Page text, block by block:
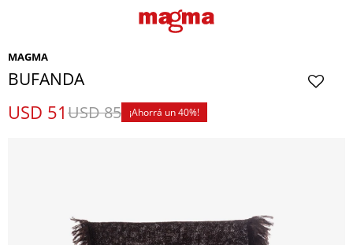
MAGMA
BUFANDA
USD 51USD85 40